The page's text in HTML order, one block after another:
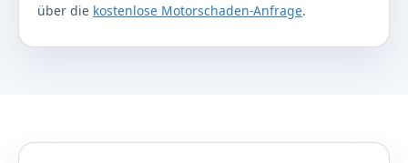
über die kostenlose Motorschaden-Anfrage.